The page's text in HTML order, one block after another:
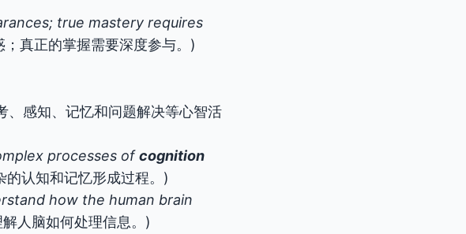
true mastery requires
真正的掌握需要深度参与。)
、感知、记忆和问题解决等心智活
processes ofcognition
的认知和记忆形成过程。)
how the human brain
人脑如何处理信息。)